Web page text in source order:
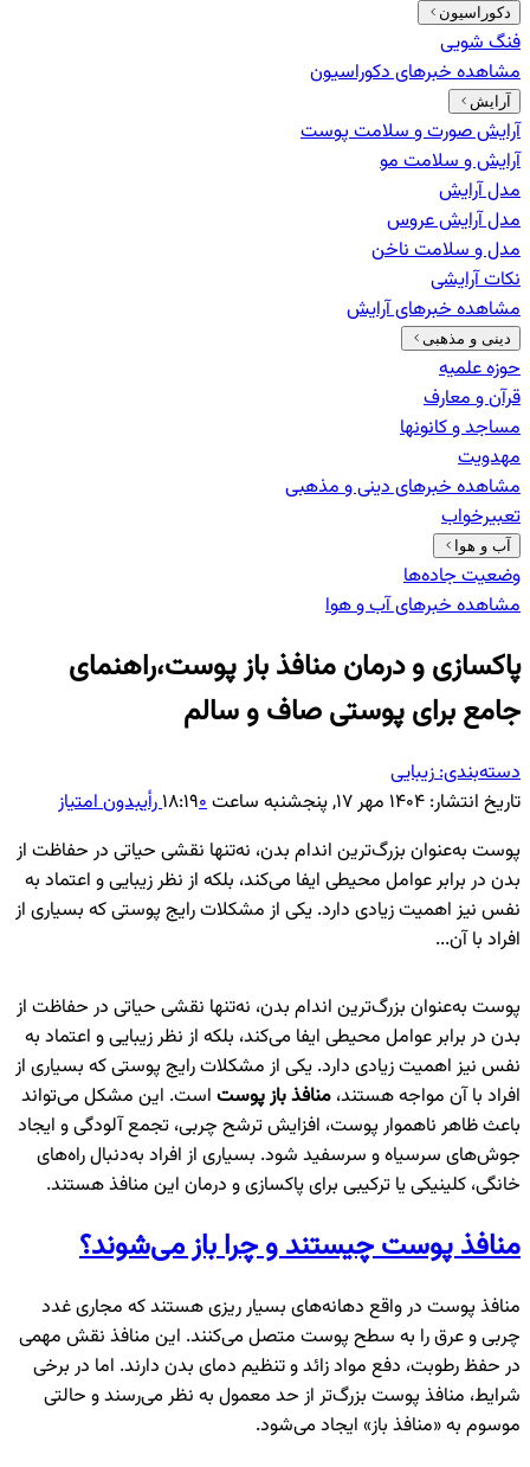
دکوراسیون
فنگ شویی
مشاهده خبرهایدکوراسیون
آرایش
آرایش صورت و سلامت پوست
آرایش و سلامت مو
مدل آرایش
مدل آرایش عروس
مدل و سلامت ناخن
نکات آرایشی
مشاهده خبرهایآرایش
دینی و مذهبی
حوزه علمیه
قرآن و معارف
مساجد و کانونها
مهدویت
مشاهده خبرهایدینی و مذهبی
تعبیرخواب
آب و هوا
وضعیت جاده‌ها
مشاهده خبرهایآب و هوا
پاکسازی و درمان منافذ باز پوست،راهنمای
جامع برای پوستی صاف و سالم
دسته‌بندی:زیبایی
تاریخ انتشار: ۱۴۰۴ مهر ۱۷, پنجشنبه ساعت ۱۸:۱۹ ۰ رأیبدون امتیاز
پوست به‌عنوان بزرگ‌ترین اندام بدن، نه‌تنها نقشی حیاتی در حفاظت از
بدن در برابر عوامل محیطی ایفا می‌کند، بلکه از نظر زیبایی و اعتماد به
نفس نیز اهمیت زیادی دارد. یکی از مشکلات رایج پوستی که بسیاری از
افراد با آن...
پوست به‌عنوان بزرگ‌ترین اندام بدن، نه‌تنها نقشی حیاتی در حفاظت از
بدن در برابر عوامل محیطی ایفا می‌کند، بلکه از نظر زیبایی و اعتماد به
نفس نیز اهمیت زیادی دارد. یکی از مشکلات رایج پوستی که بسیاری از
افراد با آن مواجه هستند، منافذ باز پوست است. این مشکل می‌تواند
باعث ظاهر ناهموار پوست، افزایش ترشح چربی، تجمع آلودگی و ایجاد
جوش‌های سرسیاه و سرسفید شود. بسیاری از افراد به‌دنبال راه‌های
خانگی، کلینیکی یا ترکیبی برای پاکسازی و درمان این منافذ هستند.
منافذ پوست چیستند و چرا باز می‌شوند؟
منافذ پوست در واقع دهانه‌های بسیار ریزی هستند که مجاری غدد
چربی و عرق را به سطح پوست متصل می‌کنند. این منافذ نقش مهمی
در حفظ رطوبت، دفع مواد زائد و تنظیم دمای بدن دارند. اما در برخی
شرایط، منافذ پوست بزرگ‌تر از حد معمول به نظر می‌رسند و حالتی
موسوم به «منافذ باز» ایجاد می‌شود.